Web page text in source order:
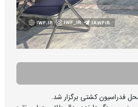
فدراسیون کشتی برگزار شد.